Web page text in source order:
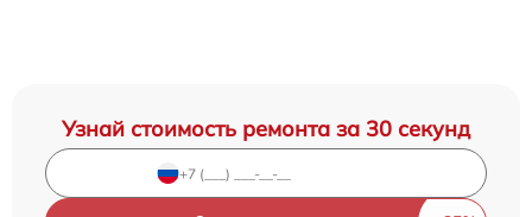
Узнай стоимость ремонта за 30 секунд